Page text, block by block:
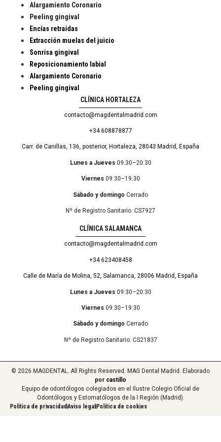
Alargamiento Coronario
Peeling gingival
Encías retraídas
Extracción muelas del juicio
Sonrisa gingival
Reposicionamiento labial
Alargamiento Coronario
Peeling gingival
CLÍNICA HORTALEZA
contacto@magdentalmadrid.com
+34 608878877
Carr. de Canillas, 136, posterior, Hortaleza, 28043 Madrid, España
Lunes a Jueves 09:30–20:30
Viernes 09:30–19:30
Sábado y domingo Cerrado
Nº de Registro Sanitario: CS7927
CLÍNICA SALAMANCA
contacto@magdentalmadrid.com
+34 623408458
Calle de María de Molina, 52, Salamanca, 28006 Madrid, España
Lunes a Jueves 09:30–20:30
Viernes 09:30–19:30
Sábado y domingo Cerrado
Nº de Registro Sanitario: CS21837
Política de privacidad Aviso legal Política de cookies
© 2026 MAGDENTAL. All Rights Reserved. MAG Dental Madrid. Elaborado
por castillo
Equipo de odontólogos colegiados en el Ilustre Colegio Oficial de
Odontólogos y Estomatólogos de la I Región (Madrid).